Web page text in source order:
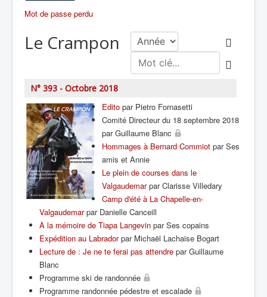
RANDONNÉE PÉDESTRE
RANDONNÉE SPORTIVE
Mot de passe perdu
Le Crampon
N° 393 - Octobre 2018
Edito par Pietro Fornasetti
Comité Directeur du 18 septembre 2018
par Guillaume Blanc
Hommages à Bernard Commiot par Ses
amis et Annie
Le plein de courses dans le
Valgaudemarpar Clarisse Villedary
Camp d'été à La Chapelle-en-
Valgaudemarpar Danielle Canceill
À la mémoire de Tiapa Langevin par Ses copains
Expédition au Labradorpar Michaël Lachaise Bogart
Lecture de : Je ne te ferai pas attendre par Guillaume
Blanc
Programme ski de randonnée
Programme randonnée pédestre et escalade